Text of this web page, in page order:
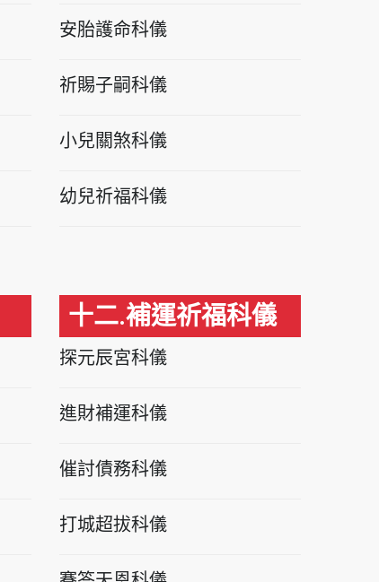
安胎護命科儀
祈賜子嗣科儀
小兒關煞科儀
幼兒祈福科儀
十二.補運祈福科儀
探元辰宮科儀
進財補運科儀
催討債務科儀
打城超拔科儀